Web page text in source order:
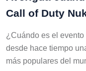
Call of Duty
¿Cuándo es el
desde hace tiempo
más populares del